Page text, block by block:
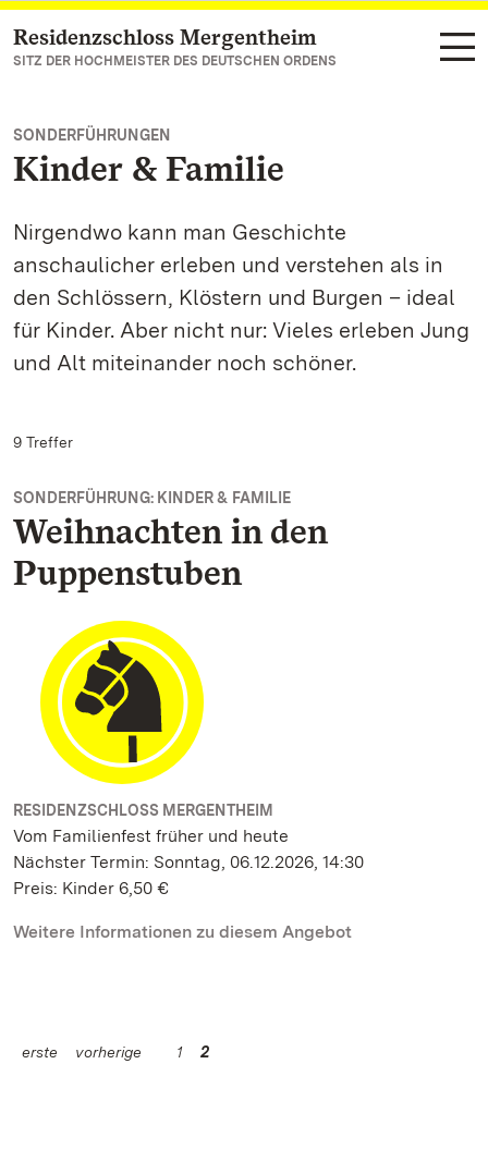
Zum Hauptinhalt springen
Residenzschloss Mergentheim
SITZ DER HOCHMEISTER DES DEUTSCHEN ORDENS
SONDERFÜHRUNGEN
Kinder & Familie
Nirgendwo kann man Geschichte
anschaulicher erleben und verstehen als in
den Schlössern, Klöstern und Burgen – ideal
für Kinder. Aber nicht nur: Vieles erleben Jung
und Alt miteinander noch schöner.
9 Treffer
SONDERFÜHRUNG: KINDER & FAMILIE
Weihnachten in den
Puppenstuben
RESIDENZSCHLOSS MERGENTHEIM
Vom Familienfest früher und heute
Nächster Termin: Sonntag, 06.12.2026, 14:30
Preis: Kinder 6,50 €
Weitere Informationen zu diesem Angebot
erste vorherige 1 2